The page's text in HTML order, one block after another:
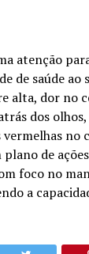
atenção
de saúde ao
alta, dor no
dos
vermelhas no
plano de
foco no
a